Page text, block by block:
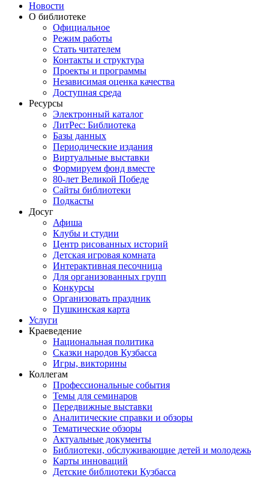
Новости
О библиотеке
Официальное
Режим работы
Стать читателем
Контакты и структура
Проекты и программы
Независимая оценка качества
Доступная среда
Ресурсы
Электронный каталог
ЛитРес: Библиотека
Базы данных
Периодические издания
Виртуальные выставки
Формируем фонд вместе
80-лет Великой Победе
Сайты библиотеки
Подкасты
Досуг
Афиша
Клубы и студии
Центр рисованных историй
Детская игровая комната
Интерактивная песочница
Для организованных групп
Конкурсы
Организовать праздник
Пушкинская карта
Услуги
Краеведение
Национальная политика
Сказки народов Кузбасса
Игры, викторины
Коллегам
Профессиональные события
Темы для семинаров
Передвижные выставки
Аналитические справки и обзоры
Тематические обзоры
Актуальные документы
Библиотеки, обслуживающие детей и молодежь
Карты инноваций
Детские библиотеки Кузбасса